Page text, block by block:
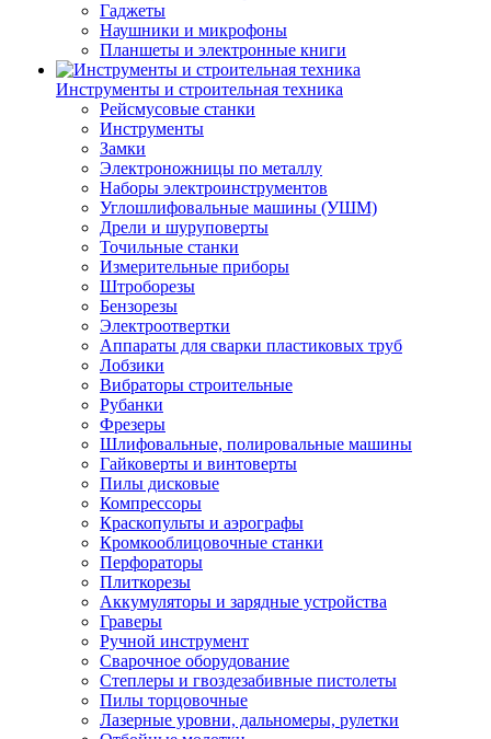
Гаджеты
Наушники и микрофоны
Планшеты и электронные книги
Инструменты и строительная техника
Рейсмусовые станки
Инструменты
Замки
Электроножницы по металлу
Наборы электроинструментов
Углошлифовальные машины (УШМ)
Дрели и шуруповерты
Точильные станки
Измерительные приборы
Штроборезы
Бензорезы
Электроотвертки
Аппараты для сварки пластиковых труб
Лобзики
Вибраторы строительные
Рубанки
Фрезеры
Шлифовальные, полировальные машины
Гайковерты и винтоверты
Пилы дисковые
Компрессоры
Краскопульты и аэрографы
Кромкооблицовочные станки
Перфораторы
Плиткорезы
Аккумуляторы и зарядные устройства
Граверы
Ручной инструмент
Сварочное оборудование
Степлеры и гвоздезабивные пистолеты
Пилы торцовочные
Лазерные уровни, дальномеры, рулетки